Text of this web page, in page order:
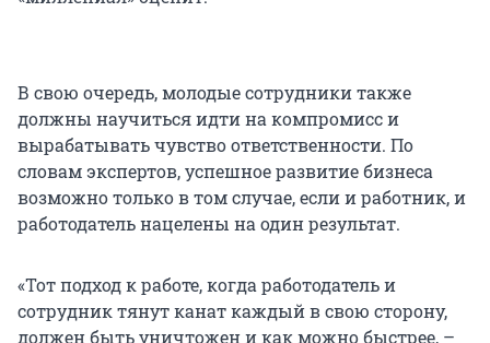
В свою очередь, молодые сотрудники также
должны научиться идти на компромисс и
вырабатывать чувство ответственности. По
словам экспертов, успешное развитие бизнеса
возможно только в том случае, если и работник, и
работодатель нацелены на один результат.
«Тот подход к работе, когда работодатель и
сотрудник тянут канат каждый в свою сторону,
должен быть уничтожен и как можно быстрее, –